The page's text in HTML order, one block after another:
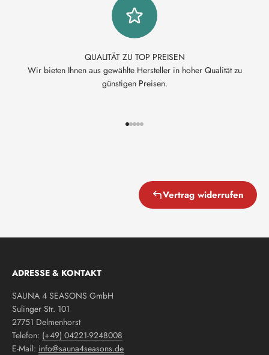
QUALITÄT ZU TOP PREISEN
Wir bieten Ihnen aus gewählte Hersteller in hoher Qualität zu
günstigen Preisen.
Gehe zu Element 1
Gehe zu Element 2
Gehe zu Element 3
Gehe zu Element 4
Gehe zu Element 5
Vertrag widerrufen
ADRESSE & KONTAKT
SAUNA 4 SEASONS GmbH
Sulinger Str. 101
27751 Delmenhorst
Telefon: (+49) 04221-9248008
E-Mail: info@sauna4seasons.de